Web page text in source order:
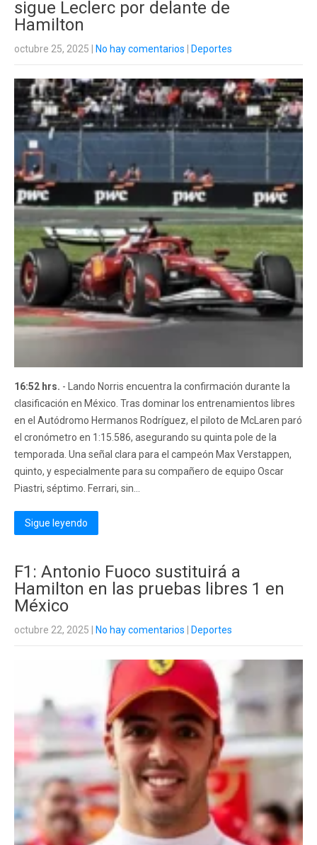
sigue Leclerc por delante de
Hamilton
octubre 25, 2025 No hay comentarios Deportes
16:52 hrs. - Lando Norris encuentra la confirmación durante la
clasificación en México. Tras dominar los entrenamientos libres
en el Autódromo Hermanos Rodríguez, el piloto de McLaren paró
el cronómetro en 1:15.586, asegurando su quinta pole de la
temporada. Una señal clara para el campeón Max Verstappen,
quinto, y especialmente para su compañero de equipo Oscar
Piastri, séptimo. Ferrari, sin...
Sigue leyendo
F1: Antonio Fuoco sustituirá a
Hamilton en las pruebas libres 1 en
México
octubre 22, 2025 No hay comentarios Deportes